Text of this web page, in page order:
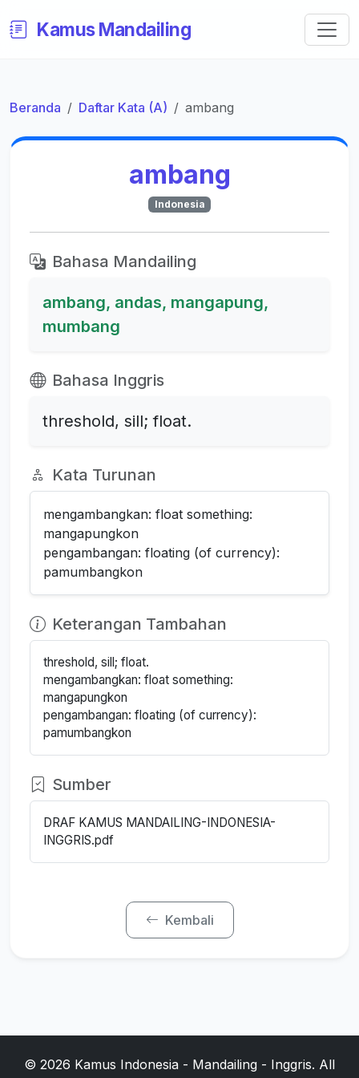
Kamus Mandailing
Beranda Daftar Kata (A) ambang
ambang
Indonesia
Bahasa Mandailing
ambang, andas, mangapung,
mumbang
Bahasa Inggris
threshold, sill; float.
Kata Turunan
mengambangkan: float something:
mangapungkon
pengambangan: floating (of currency):
pamumbangkon
Keterangan Tambahan
threshold, sill; float.
mengambangkan: float something:
mangapungkon
pengambangan: floating (of currency):
pamumbangkon
Sumber
DRAF KAMUS MANDAILING-INDONESIA-
INGGRIS.pdf
Kembali
© 2026 Kamus Indonesia - Mandailing - Inggris. All